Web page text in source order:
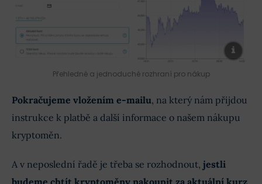
Přehledné a jednoduché rozhraní pro nákup
Pokračujeme vložením e-mailu, na který nám přijdou
instrukce k platbě a další informace o našem nákupu
kryptoměn.
A v neposlední řadě je třeba se rozhodnout, jestli
budeme chtít kryptoměny nakoupit za aktuální kurz